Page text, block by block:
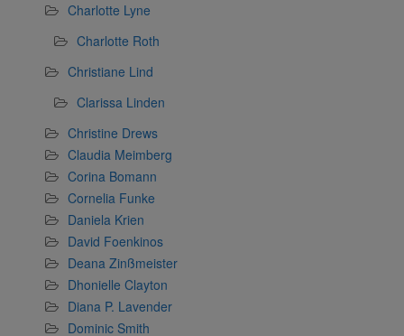
Charlotte Lyne
Charlotte Roth
Christiane Lind
Clarissa Linden
Christine Drews
Claudia Meimberg
Corina Bomann
Cornelia Funke
Daniela Krien
David Foenkinos
Deana Zinßmeister
Dhonielle Clayton
Diana P. Lavender
Dominic Smith